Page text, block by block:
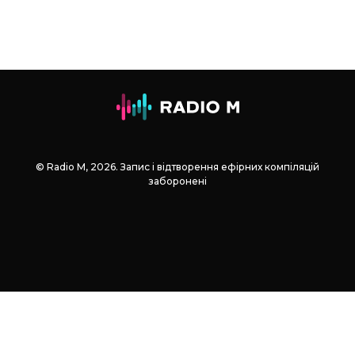
© Radio М, 2026. Запис і відтворення ефірних компіляцій
заборонені